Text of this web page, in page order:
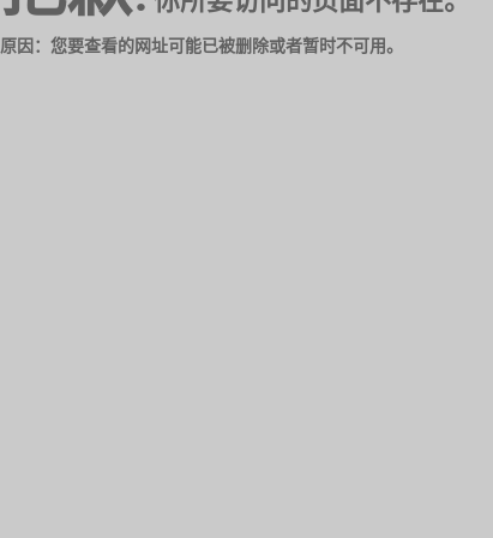
原因：您要查看的网址可能已被删除或者暂时不可用。